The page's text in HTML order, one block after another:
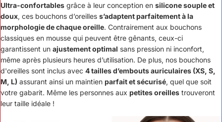
Ultra-confortables grâce à leur conception en silicone souple et
doux, ces bouchons d’oreilles s’adaptent parfaitement à la
morphologie de chaque oreille. Contrairement aux bouchons
classiques en mousse qui peuvent être gênants, ceux-ci
garantissent un ajustement optimal sans pression ni inconfort,
même après plusieurs heures d’utilisation. De plus, nos bouchons
d'oreilles sont inclus avec 4 tailles d’embouts auriculaires (XS, S,
M, L) assurant ainsi un maintien parfait et sécurisé, quel que soit
votre gabarit. Même les personnes aux petites oreilles trouveront
leur taille idéale !